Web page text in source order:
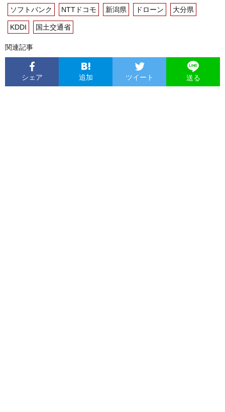
ソフトバンク NTTドコモ 新潟県 ドローン 大分県
KDDI 国土交通省
関連記事
シェア 追加 ツイート 送る